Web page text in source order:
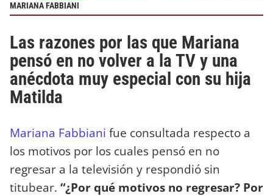
MARIANA FABBIANI
Las razones por las que Mariana
pensó en no volver a la TV y una
anécdota muy especial con su hija
Matilda
Mariana Fabbiani fue consultada respecto a
los motivos por los cuales pensó en no
regresar a la televisión y respondió sin
titubear. “¿Por qué motivos no regresar? Por